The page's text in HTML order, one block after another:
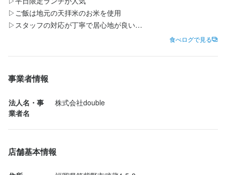
▷ご飯は地元の天拝米のお米を使用
▷スタッフの対応が丁寧で居心地が良い
筑紫野市ある「焼肉タンとハラミ まっちゃん」は、落ち着いた雰
囲気で上質なお肉を楽しめる人気店です。駐車場もあり、車での
アクセスも便利。
・
・
平日ランチ限定の「ハラミ焼肉ランチ」を注文。メインのハラミ
食べログで見る
事業者情報
法人名・事
業者名
株式会社double
店舗基本情報
＜店舗管理＞
新メニューの考案、試作、食材の発注やアルバイトの教育、スタ
売上管理など店舗業務も徐々にお任せしていきます。
必須スキル・経験
コミュニケーション能力
歓迎スキル・経験
店舗運営の中核をお任せします。
当店の看板メニューであるタン・ハラミを中心に、仕入れ・品質
管理・調理・提供まで、肉に関わるすべての工程に一貫して携わ
＜具体的な業務＞
・カット、スライスなどの加工業務
・焼き場を含む調理業務全般
＜マネジメント業務＞